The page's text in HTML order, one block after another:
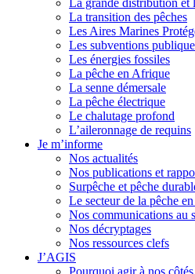
La transition des pêches
Les Aires Marines
Les subventions
Les énergies fossiles
La pêche en Afrique
La senne démersale
La pêche électrique
Le chalutage profond
L’aileronnage de requins
Je m’informe
Nos actualités
Nos publications et
Surpêche et pêche
Le secteur de la pêche
Nos communications au
Nos décryptages
Nos ressources clefs
J’AGIS
Pourquoi agir à nos